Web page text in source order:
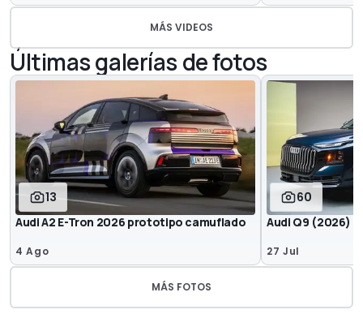
MÁS VIDEOS
Últimas galerías de fotos
13
Audi A2 E-Tron 2026 prototipo camuflado
4 Ago
60
Audi Q9 (2026)
27 Jul
MÁS FOTOS